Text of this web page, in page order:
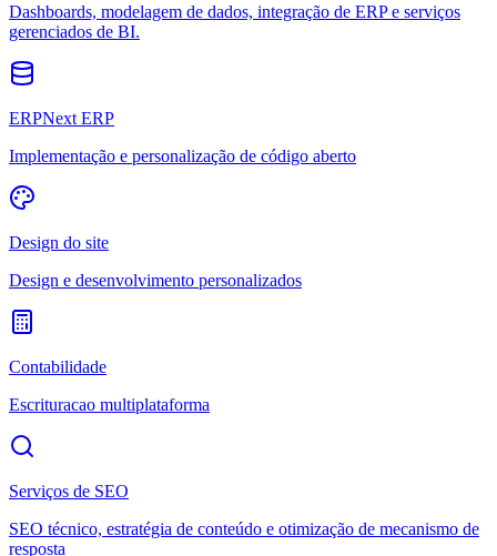
Dashboards, modelagem de dados, integração de ERP e serviços
gerenciados de BI.
ERPNext ERP
Implementação e personalização de código aberto
Design do site
Design e desenvolvimento personalizados
Contabilidade
Escrituracao multiplataforma
Serviços de SEO
SEO técnico, estratégia de conteúdo e otimização de mecanismo de
resposta